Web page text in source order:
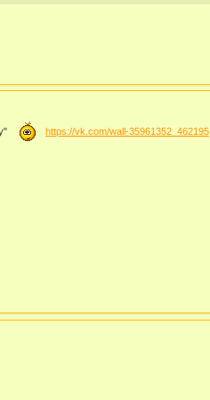
https://vk.com/wall-35961352_462195